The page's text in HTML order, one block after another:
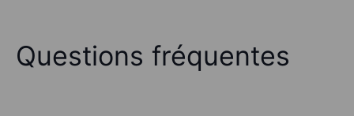
Questions fréquentes